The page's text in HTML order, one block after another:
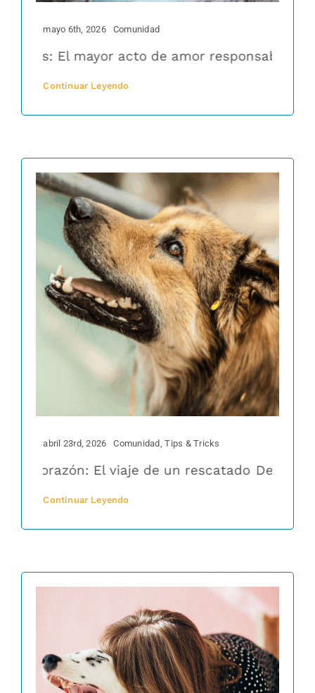
mayo 6th, 2026 Comunidad
El mayor acto de amor responsable
Continuar Leyendo
abril 23rd, 2026 Comunidad ,Tips & Tricks
corazón: El viaje de un rescatado De la calle
Continuar Leyendo